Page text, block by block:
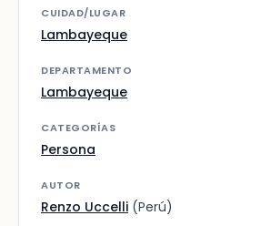
CUIDAD/LUGAR
Lambayeque
DEPARTAMENTO
Lambayeque
CATEGORÍAS
Persona
AUTOR
Renzo Uccelli (Perú)